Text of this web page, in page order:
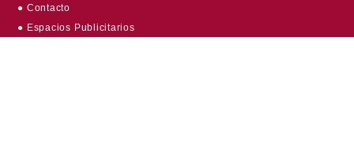
● Contacto
● Espacios Publicitarios